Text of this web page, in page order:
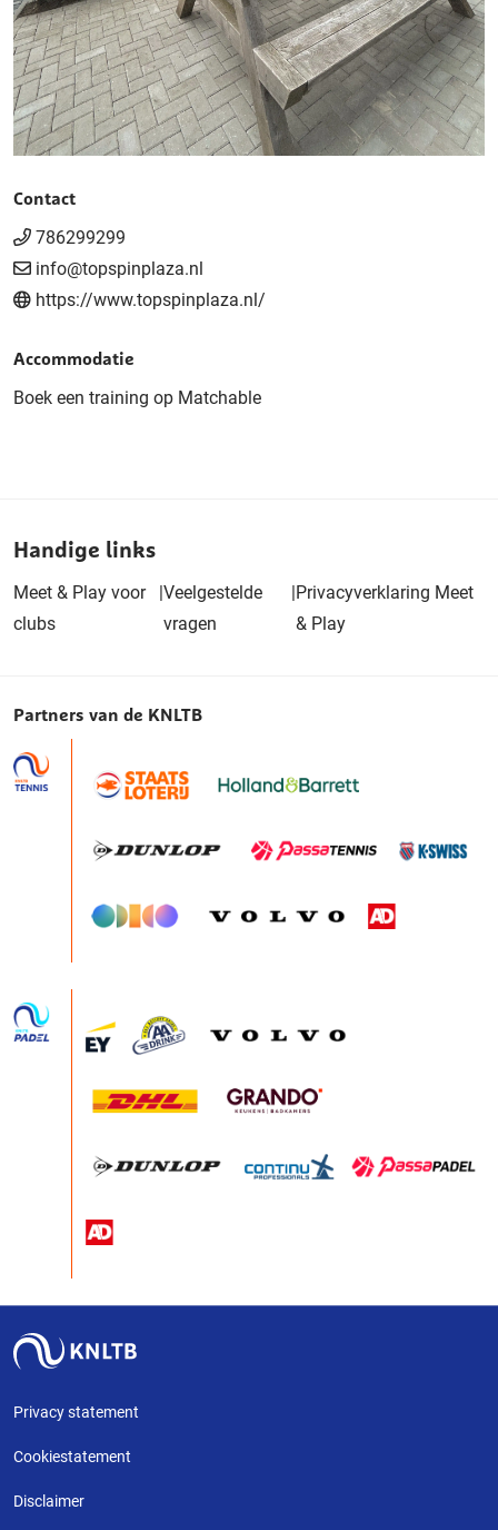
Contact
786299299
info@topspinplaza.nl
https://www.topspinplaza.nl/
Accommodatie
Boek een training op Matchable
Handige links
Meet & Play voor
clubs
|Veelgestelde
vragen
Privacyverklaring Meet
& Play
Partners van de KNLTB
Privacy statement
Cookiestatement
Disclaimer